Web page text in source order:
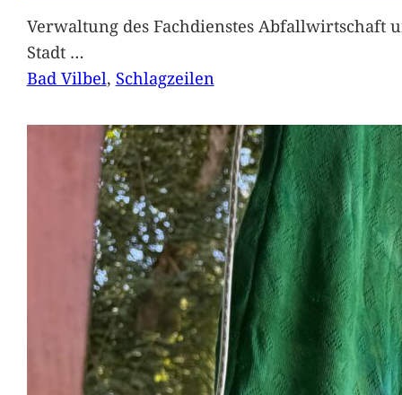
Verwaltung des Fachdienstes Abfallwirtschaft
Stadt …
Bad Vilbel, Schlagzeilen